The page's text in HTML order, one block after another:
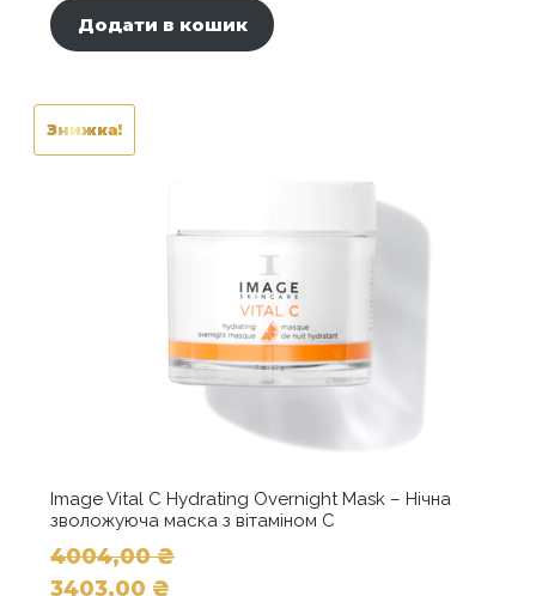
3432,00 ₴.
ціна:
2917,00 ₴.
Додати в кошик
Знижка!
Image Vital C Hydrating Overnight Mask – Нічна
зволожуюча маска з вітаміном С
4004,00₴
Оригінальна
3403,00 ₴